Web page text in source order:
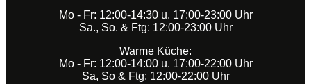
Mo - Fr: 12:00-14:30 u. 17:00-23:00 Uhr
Sa., So. & Ftg: 12:00-23:00 Uhr
Warme Küche:
Mo - Fr: 12:00-14:00 u. 17:00-22:00 Uhr
Sa, So & Ftg: 12:00-22:00 Uhr